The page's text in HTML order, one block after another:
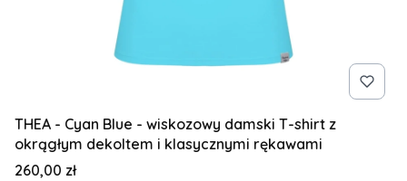
THEA - Cyan Blue - wiskozowy damski T-shirt z
okrągłym dekoltem i klasycznymi rękawami
Cena
260,00 zł